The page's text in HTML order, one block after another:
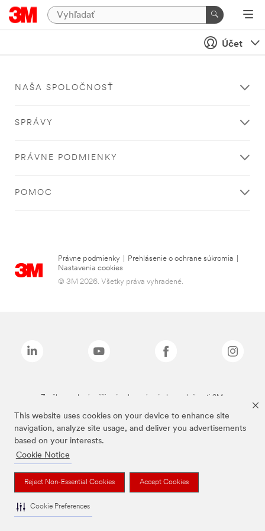
This website uses cookies on your device to enhance site
navigation, analyze site usage, and deliver you advertisements
based on your interests.
Cookie Notice
Reject Non-Essential Cookies Accept Cookies
Cookie Preferences
Účet
NAŠA SPOLOČNOSŤ
SPRÁVY
PRÁVNE PODMIENKY
POMOC
Právne podmienky Prehlásenie o ochrane súkromia
Nastavenia cookies
© 3M 2026. Všetky práva vyhradené.
Značky uvedené vyššie sú ochranné známky spoločnosti 3M.